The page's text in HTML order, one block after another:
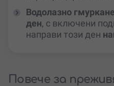
Водолазно
ден, с включени
направи този ден
Повече за